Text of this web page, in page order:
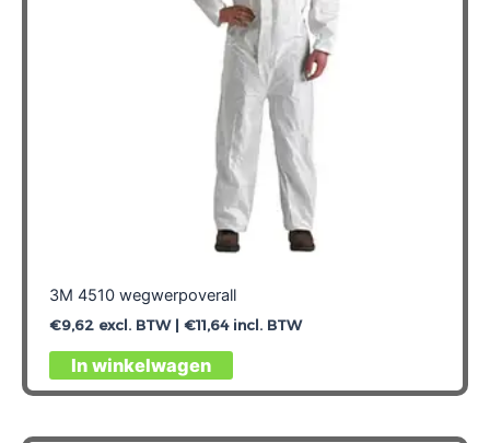
op
de
productpagina
3M 4510 wegwerpoverall
€9,62excl. BTW | €11,64incl. BTW
In winkelwagen
Dit
product
meerdere